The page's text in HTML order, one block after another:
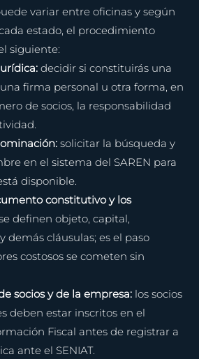
variar entre oficinas y según
estado, el procedimiento
siguiente:
decidir si constituirás una
una firma personal u otra forma, en
de socios, la responsabilidad
solicitar la búsqueda y
en el sistema del SAREN para
disponible.
constitutivo y los
definen objeto, capital,
demás cláusulas; es el paso
costosos se cometen sin
socios y de la empresa: los socios
deben estar inscritos en el
Fiscal antes de registrar a
ante el SENIAT.